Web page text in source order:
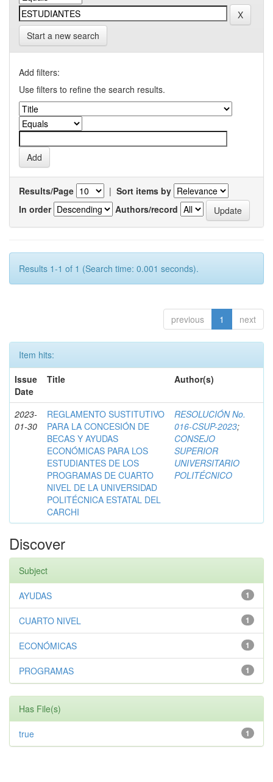
Start a new search
Add filters:
Use filters to refine the search results.
Results/Page | Sort items by
In order
Authors/record
Results 1-1 of 1 (Search time: 0.001 seconds).
previous 1 next
Item hits:
Issue
Date
Title Author(s)
2023-
01-30
REGLAMENTO SUSTITUTIVO
PARA LA CONCESIÓN DE
BECAS Y AYUDAS
ECONÓMICAS PARA LOS
ESTUDIANTES DE LOS
PROGRAMAS DE CUARTO
NIVEL DE LA UNIVERSIDAD
POLITÉCNICA ESTATAL DEL
CARCHI
RESOLUCIÓN No.
016-CSUP-2023;
CONSEJO
SUPERIOR
UNIVERSITARIO
POLITÉCNICO
Discover
Subject
1
AYUDAS
1
CUARTO NIVEL
1
ECONÓMICAS
1
PROGRAMAS
Has File(s)
1
true